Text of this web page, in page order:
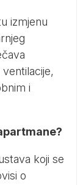
izmjenu
i
koji se
o